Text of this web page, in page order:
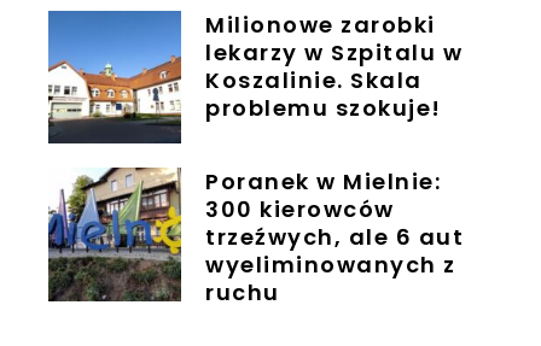
Milionowe zarobki
lekarzy w Szpitalu w
Koszalinie. Skala
problemu szokuje!
Poranek w Mielnie:
300 kierowców
trzeźwych, ale 6 aut
wyeliminowanych z
ruchu